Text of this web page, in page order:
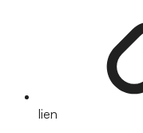
lien